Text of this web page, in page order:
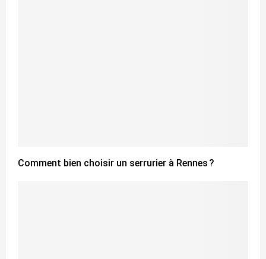
Comment bien choisir un serrurier à Rennes ?